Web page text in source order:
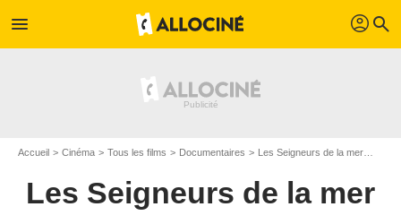
menu profil search
Accueil Cinéma Tous les films Documentaires Les Seigneurs de la mer
Les Seigneurs de la mer